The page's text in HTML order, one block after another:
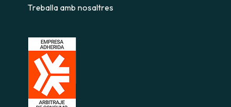
Treballa amb nosaltres